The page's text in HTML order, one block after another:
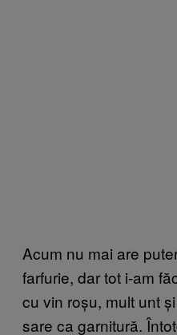
Acum nu mai are
farfurie, dar tot i-am
cu vin roșu, mult unt
sare ca garnitură.